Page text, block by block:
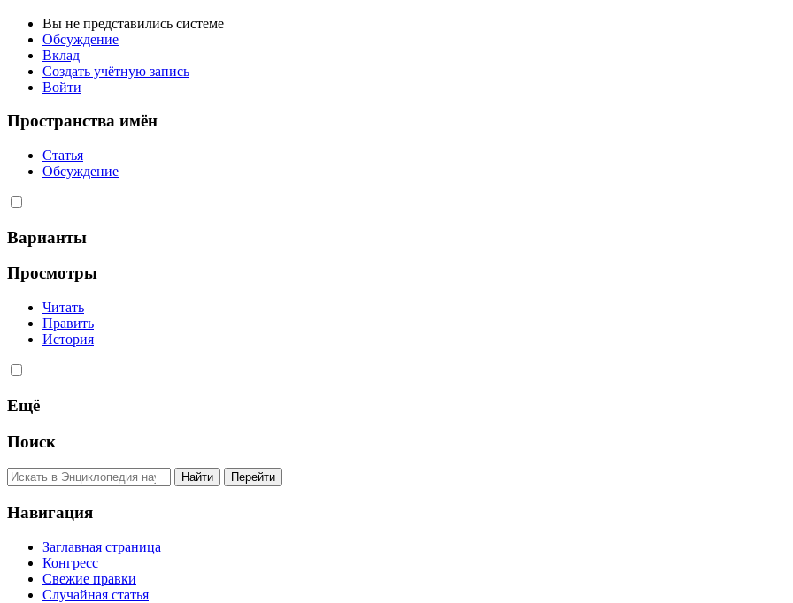
Вы не представились системе
Обсуждение
Вклад
Создать учётную запись
Войти
Пространства имён
Статья
Обсуждение
Варианты
Просмотры
Читать
Править
История
Ещё
Поиск
Навигация
Заглавная страница
Конгресс
Свежие правки
Случайная статья